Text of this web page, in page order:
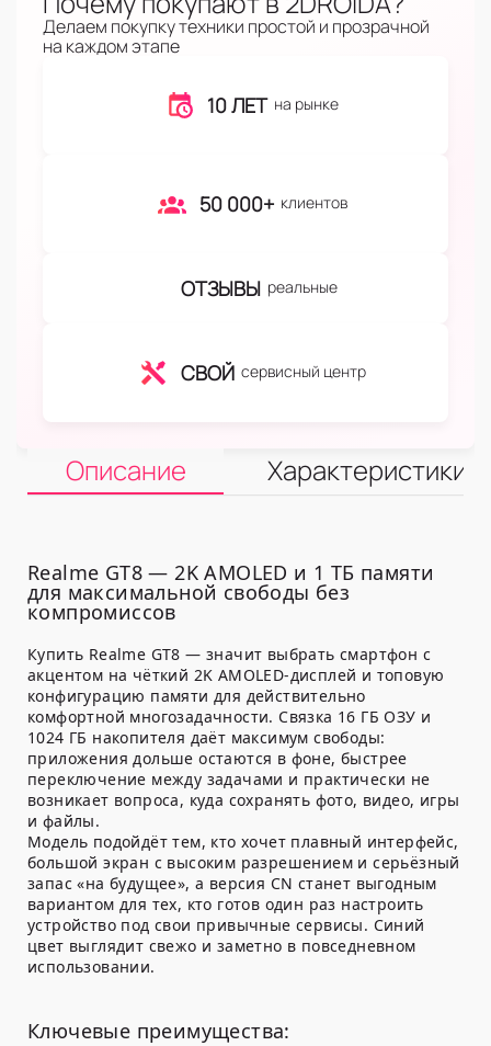
Делаем покупку техники простой и прозрачной
на каждом этапе
10 ЛЕТ на рынке
50 000+ клиентов
ОТЗЫВЫ реальные
СВОЙ сервисный центр
Описание Характеристики
Realme GT8 — 2K AMOLED и 1 ТБ памяти
для максимальной свободы без
компромиссов
Купить Realme GT8 — значит выбрать смартфон с
акцентом на чёткий 2K AMOLED-дисплей и топовую
конфигурацию памяти для действительно
комфортной многозадачности. Связка 16 ГБ ОЗУ и
1024 ГБ накопителя даёт максимум свободы:
приложения дольше остаются в фоне, быстрее
переключение между задачами и практически не
возникает вопроса, куда сохранять фото, видео, игры
и файлы.
Модель подойдёт тем, кто хочет плавный интерфейс,
большой экран с высоким разрешением и серьёзный
запас «на будущее», а версия CN станет выгодным
вариантом для тех, кто готов один раз настроить
устройство под свои привычные сервисы. Синий
цвет выглядит свежо и заметно в повседневном
использовании.
Ключевые преимущества: